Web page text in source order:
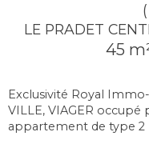
LE PRADET
45
Exclusivité Royal Immo-
VILLE, VIAGER
appartement de type 2